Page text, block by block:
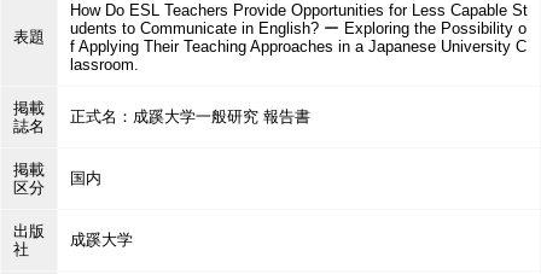
表題
How Do ESL Teachers Provide Opportunities for Less Capable St
udents to Communicate in English? ー Exploring the Possibility o
f Applying Their Teaching Approaches in a Japanese University C
lassroom.
掲載
誌名
正式名：成蹊大学一般研究 報告書
掲載
区分
国内
出版
社
成蹊大学